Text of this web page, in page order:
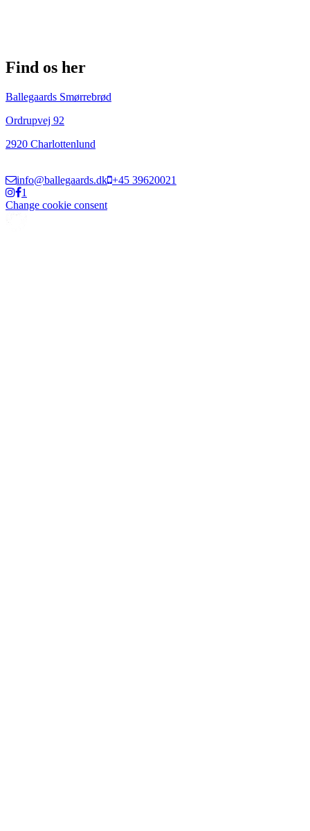
Find os her
Ballegaards Smørrebrød
Ordrupvej 92
2920 Charlottenlund
info@ballegaards.dk +45 39620021
1
Change cookie consent